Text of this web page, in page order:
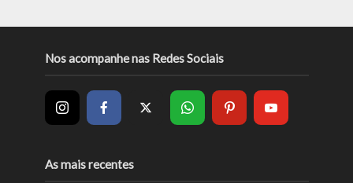
Nos acompanhe nas Redes Sociais
As mais recentes